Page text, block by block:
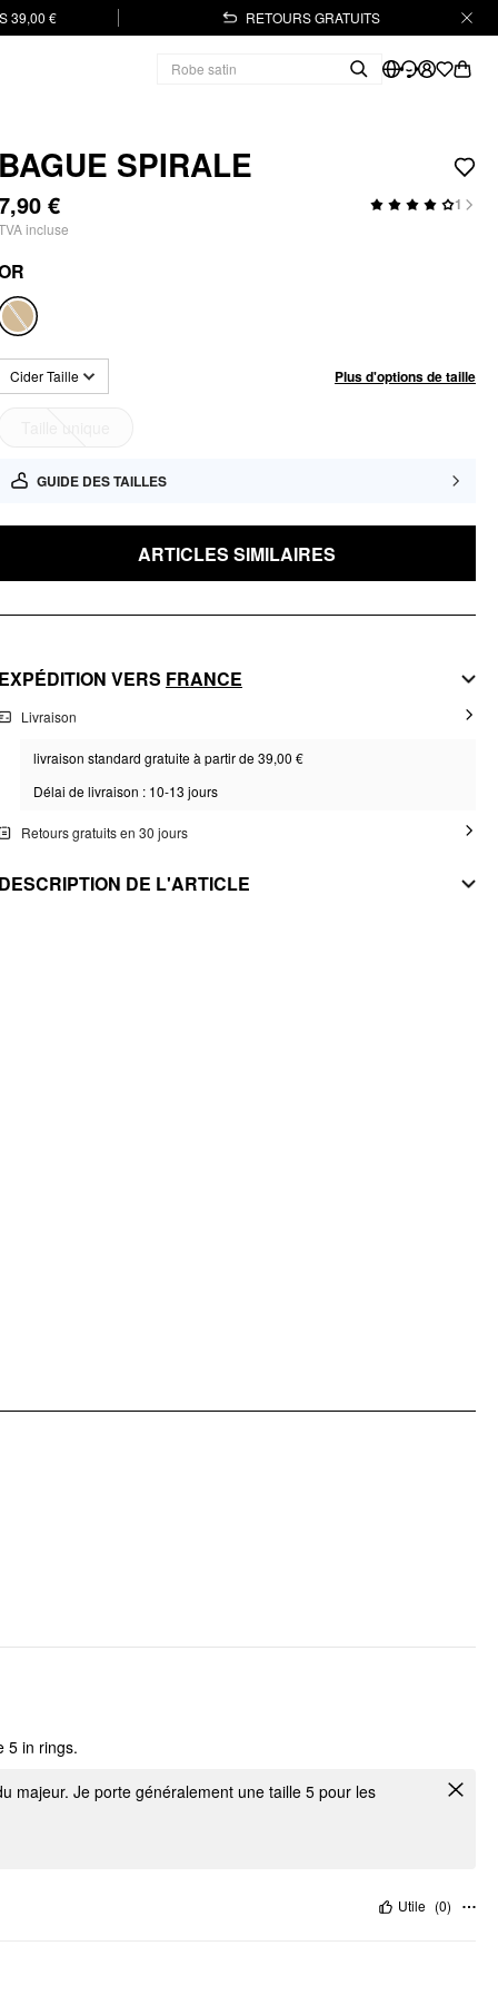
39,00 € RETOURS GRATUITS
SPIRALE
€ 1
incluse
Cider Taille Plus d'options de taille
GUIDE DES TAILLES
ARTICLES SIMILAIRES
VERS FRANCE
Livraison
livraison standard gratuite à partir de 39,00 €
Délai de livraison : 10-13 jours
Retours gratuits en 30 jours
DE L'ARTICLE
5 in rings.
majeur. Je porte généralement une taille 5 pour les
Utile (0)